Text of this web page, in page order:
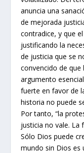
anuncia una
de mejorada
contradice, y que
justificando la
de justicia que se
convencido de que
argumento
fuerte en favor de
historia no puede
Por tanto, “la
justicia no vale. La
Sólo Dios puede
mundo sin Dios es